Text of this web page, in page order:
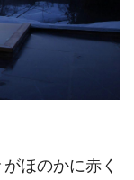
ほのかに赤く